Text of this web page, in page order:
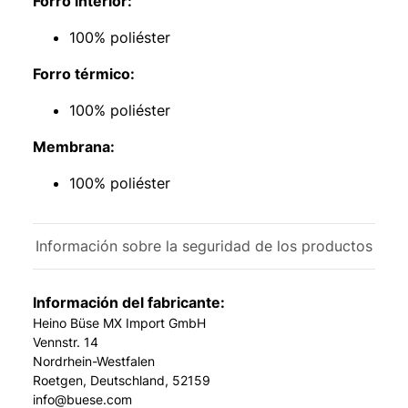
100% poliéster
Forro térmico:
100% poliéster
Membrana:
100% poliéster
Información sobre la seguridad de los productos
Información del fabricante:
Heino Büse MX Import GmbH
Vennstr. 14
Nordrhein-Westfalen
Roetgen, Deutschland, 52159
info@buese.com